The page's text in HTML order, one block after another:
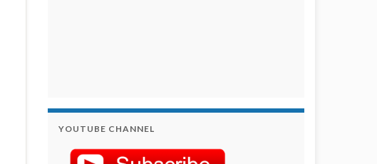
YOUTUBE CHANNEL